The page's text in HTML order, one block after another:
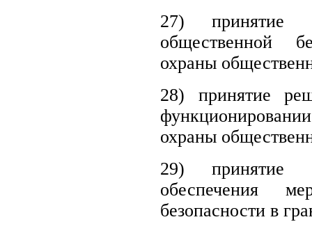
27)
общественной
охраны
28)
принятие
охраны
29) принятие
обеспечения
безопасности в